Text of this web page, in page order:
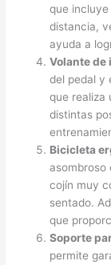
que
distancia,
ayuda a
Volante de
del pedal y
que realiza
distintas
Bicicleta
asombroso
cojín muy
sentado.
que
Soporte
permite